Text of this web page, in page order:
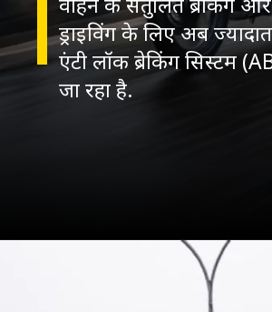
ड्राइविंग के लिए अब
एंटी लॉक ब्रेकिंग सिस्टम
जा रहा है.